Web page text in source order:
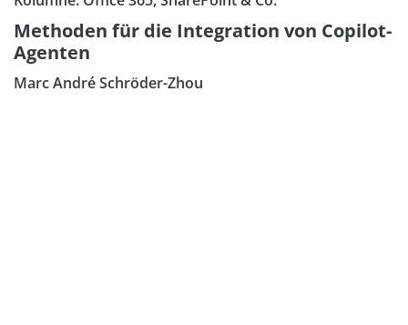
Methoden für die Integration von Copilot-
Agenten
Marc André Schröder-Zhou